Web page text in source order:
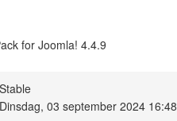
for Joomla! 4.4.9
Stable
Dinsdag, 03 september 2024 16:48